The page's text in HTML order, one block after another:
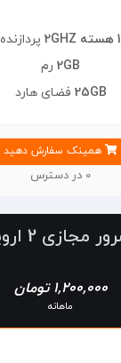
1 هسته 2GHZ
پردازنده
2GB رم
25GB فضای هارد
همینک سفارش دهید
0 در دسترس
مجازی 2 اروپا
1,200,000 تومان
ماهانه